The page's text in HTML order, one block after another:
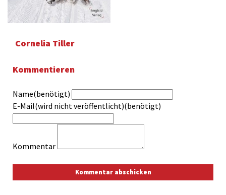
Cornelia Tiller
Kommentieren
Name(benötigt)
E-Mail(wird nicht veröffentlicht)(benötigt)
Kommentar